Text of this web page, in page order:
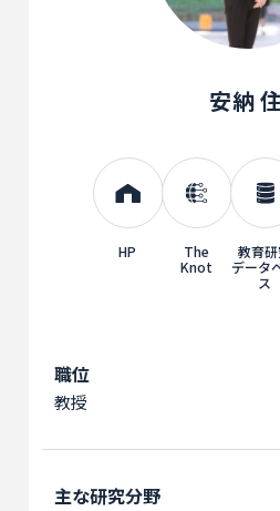
安納
HP
The
Knot
教育
データ
ス
職位
教授
主な研究分野